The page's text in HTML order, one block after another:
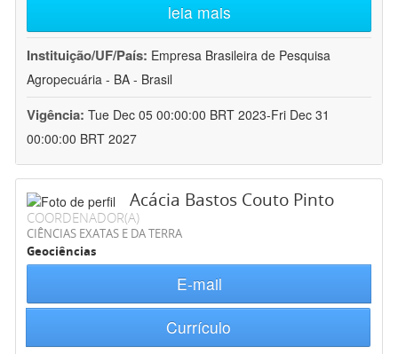
leia mais
Instituição/UF/País: Empresa Brasileira de Pesquisa
Agropecuária - BA - Brasil
Vigência: Tue Dec 05 00:00:00 BRT 2023-Fri Dec 31
00:00:00 BRT 2027
Acácia Bastos Couto Pinto
COORDENADOR(A)
CIÊNCIAS EXATAS E DA TERRA
Geociências
E-mail
Currículo